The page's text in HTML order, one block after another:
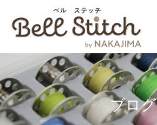
ツ
移
動
シ
ン
に
移
動
ブログ